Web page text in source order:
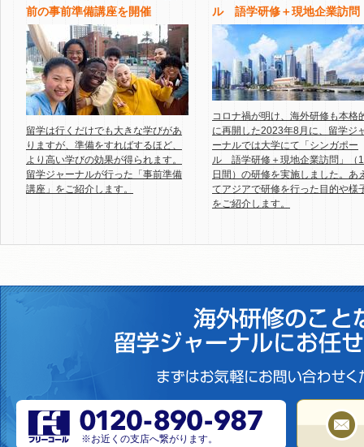
前の事前準備講座を開催
留学は行くだけでも大きな学びがあ
りますが、準備をすればするほど、
より高い学びの効果が得られます。
留学ジャーナルが行った「事前準備
講座」をご紹介します。
ル 語学研修＋現地企業訪問
コロナ禍が明け、海外研修も本格
に再開した2023年8月に、留学ジ
ーナルでは大学にて「シンガポー
ル 語学研修＋現地企業訪問」（
日間）の研修を実施しました。あ
てアジアで研修を行った目的や様
をご紹介します。
※お近くの支店へ繋がります。